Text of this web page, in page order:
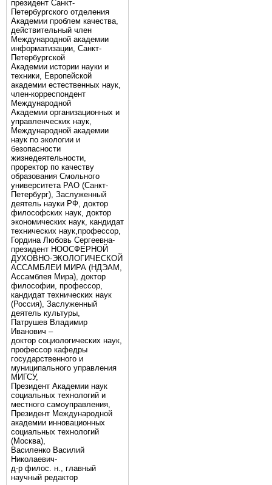
президент Санкт-
Петербургского отделения
Академии проблем качества,
действительный член
Международной академии
информатизации, Санкт-
Петербургской
Академии истории науки и
техники, Европейской
академии естественных наук,
член-корреспондент
Международной
Академии организационных и
управленческих наук,
Международной академии
наук по экологии и
безопасности
жизнедеятельности,
проректор по качеству
образования Смольного
университета РАО (Санкт-
Петербург), Заслуженный
деятель науки РФ, доктор
философских наук, доктор
экономических наук, кандидат
технических наук,профессор,
Гордина Любовь Сергеевна-
президент НООСФЕРНОЙ
ДУХОВНО-ЭКОЛОГИЧЕСКОЙ
АССАМБЛЕИ МИРА (НДЭАМ,
Ассамблея Мира), доктор
философии, профессор,
кандидат технических наук
(Россия), Заслуженный
деятель культуры,
Патрушев Владимир
Иванович –
доктор социологических наук,
профессор кафедры
государственного и
муниципального управления
МИГСУ,
Президент Академии наук
социальных технологий и
местного самоуправления,
Президент Международной
академии инновационных
социальных технологий
(Москва),
Василенко Василий
Николаевич-
д-р филос. н., главный
научный редактор